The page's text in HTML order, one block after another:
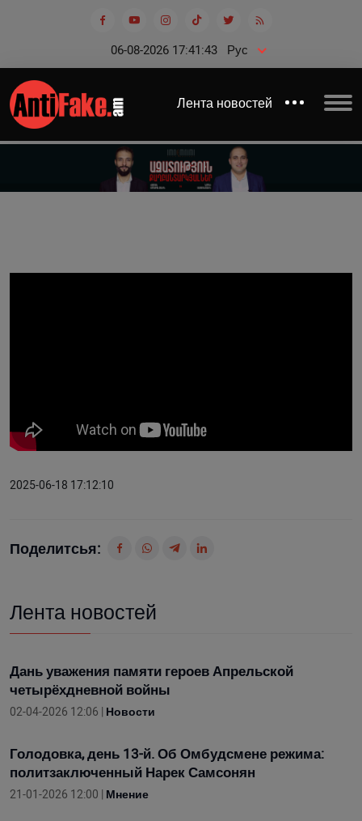
06-08-2026 17:41:43 Рус
Лента новостей
2025-06-18 17:12:10
Поделитсья:
Лента новостей
Дань уважения памяти героев Апрельской
четырёхдневной войны
02-04-2026 12:06 | Новости
Голодовка, день 13-й. Об Омбудсмене режима:
политзаключенный Нарек Самсонян
21-01-2026 12:00 | Мнение